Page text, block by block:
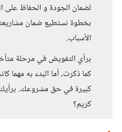
لضمان الجودة و الحفاظ على
بخطوة نستطيع ضمان
الأسباب.
برأي التفويض في مرحلة
كما ذكرت، أما البدء به مهما
كبيرة في حق مشروعك. برأيك
كريم؟